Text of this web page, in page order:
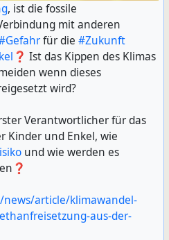
, ist die fossile
mit anderen
Gefahrfür die #Zukunft
❓ Ist das Kippen des Klimas
wenn dieses
wird?
Verantwortlicher für das
Kinder und Enkel, wie
und wie werden es
article/klimawandel-
aus-der-